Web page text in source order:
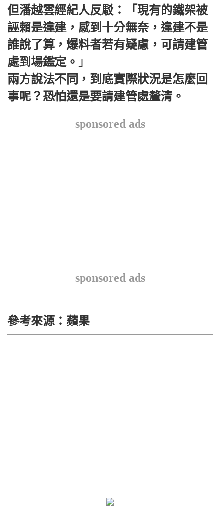
但潘越雲經紀人反駁：「現有的鐵架被
誣賴是違建，感到十分無奈，違建不是
誰說了算，爆料者若有疑慮，可請建管
處到場鑑定。」
兩方說法不同，到底實際狀況是怎麼回
事呢？恐怕還是要請建管處釐清。
sponsored ads
sponsored ads
參考來源：蘋果